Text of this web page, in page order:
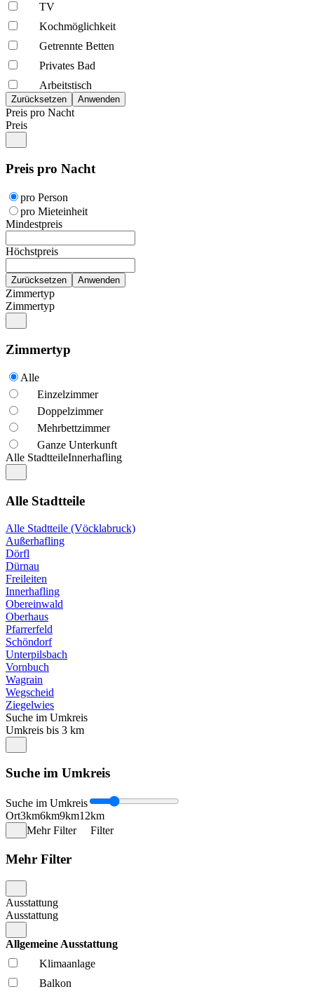
TV
Kochmöglich­keit
Getrennte Betten
Privates Bad
Arbeitstisch
Preis pro Nacht
Preis
Preis pro Nacht
pro Person
pro Mieteinheit
Mindestpreis
Höchstpreis
Zimmertyp
Zimmertyp
Zimmertyp
Alle
Einzelzimmer
Doppelzimmer
Mehrbettzimmer
Ganze Unterkunft
Alle StadtteileInnerhafling
Alle Stadtteile
Alle Stadtteile (Vöcklabruck)
Außerhafling
Dörfl
Dürnau
Freileiten
Innerhafling
Obereinwald
Oberhaus
Pfarrerfeld
Schöndorf
Unterpilsbach
Vornbuch
Wagrain
Wegscheid
Ziegelwies
Suche im Umkreis
Umkreis bis 3 km
Suche im Umkreis
Suche im Umkreis
Ort3km6km9km12km
Mehr Filter
Filter
Mehr Filter
Ausstattung
Ausstattung
Allgemeine Ausstattung
Klima­anlage
Balkon